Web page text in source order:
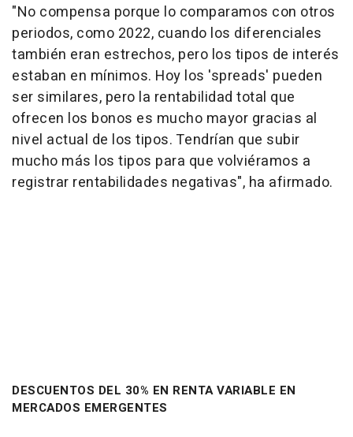
"No compensa porque lo comparamos con otros
periodos, como 2022, cuando los diferenciales
también eran estrechos, pero los tipos de interés
estaban en mínimos. Hoy los 'spreads' pueden
ser similares, pero la rentabilidad total que
ofrecen los bonos es mucho mayor gracias al
nivel actual de los tipos. Tendrían que subir
mucho más los tipos para que volviéramos a
registrar rentabilidades negativas", ha afirmado.
DESCUENTOS DEL 30% EN RENTA VARIABLE EN
MERCADOS EMERGENTES